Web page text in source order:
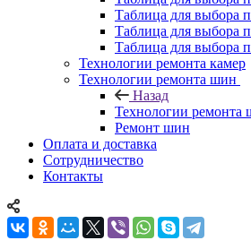
Таблица для выбора
Таблица для выбора
Таблица для выбора
Технологии ремонта камер
Технологии ремонта шин
Назад
Технологии ремонта
Ремонт шин
Оплата и доставка
Сотрудничество
Контакты